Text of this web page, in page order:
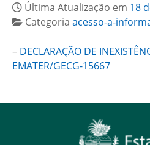
Última Atualização em 18
Categoria acesso-a-
– DECLARAÇÃO DE
EMATER/GECG-15667